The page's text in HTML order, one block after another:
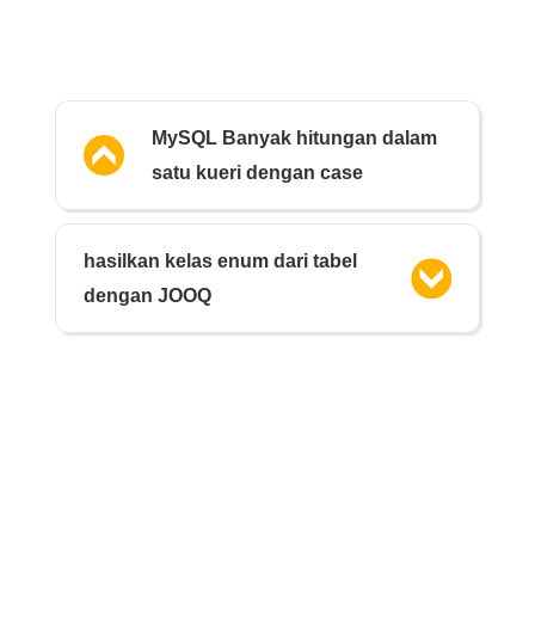
MySQL Banyak hitungan dalam
satu kueri dengan case
hasilkan kelas enum dari tabel
dengan JOOQ